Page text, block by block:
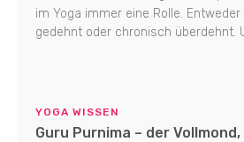
im Yoga immer eine Rolle.
gedehnt oder chronisch überdehnt.
YOGA WISSEN
Guru Purnima – der